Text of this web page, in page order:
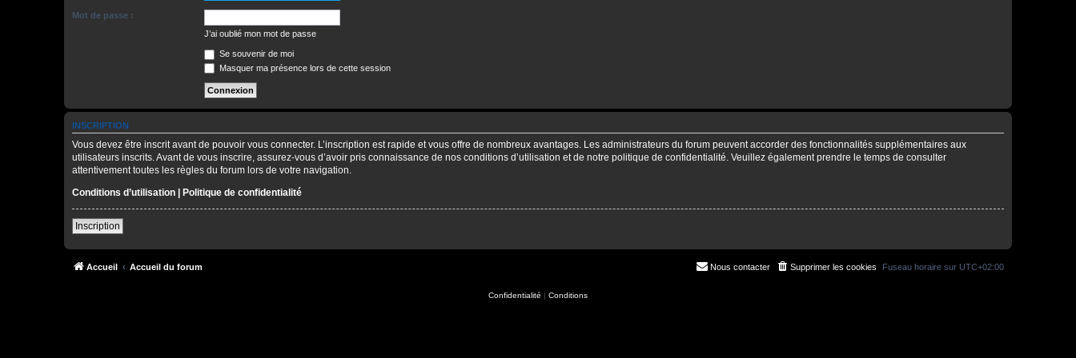
Mot de passe :
J’ai oublié mon mot de passe
Se souvenir de moi
Masquer ma présence lors de cette session
INSCRIPTION
Vous devez être inscrit avant de pouvoir vous connecter. L’inscription est rapide et vous offre de nombreux avantages. Les administrateurs du forum peuvent accorder des fonctionnalités supplémentaires aux
utilisateurs inscrits. Avant de vous inscrire, assurez-vous d’avoir pris connaissance de nos conditions d’utilisation et de notre politique de confidentialité. Veuillez également prendre le temps de consulter
attentivement toutes les règles du forum lors de votre navigation.
Conditions d’utilisation | Politique de confidentialité
Inscription
Accueil Accueil du forum Fuseau horaire sur UTC+02:00
Supprimer les cookies
Nous contacter
Confidentialité | Conditions